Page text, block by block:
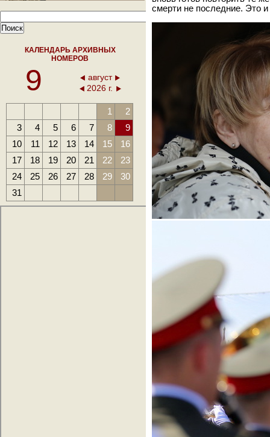
КАЛЕНДАРЬ АРХИВНЫХ
НОМЕРОВ
9
август
2026 г.
1
2
3
4 5 6 7 8
9
10
11 12 13 14 15
16
17
18 19 20 21 22
23
24
25 26 27 28 29
30
31
смерти не последние. Это и